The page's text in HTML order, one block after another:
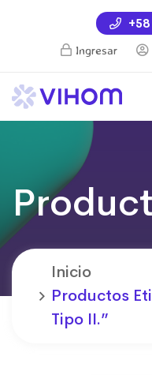
Ingresar
Inicio
Productos
Tipo II.”